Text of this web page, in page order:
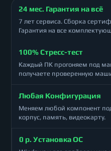
24 мес. Гарантия на всё
7 лет сервиса. Сборка
Гарантия на все
100% Стресс-тест
Каждый ПК прогоняем под
получаете проверенную
Любая Конфигурация
Меняем любой компонент
корпус, память, видеокарту.
0 р. Установка ОС